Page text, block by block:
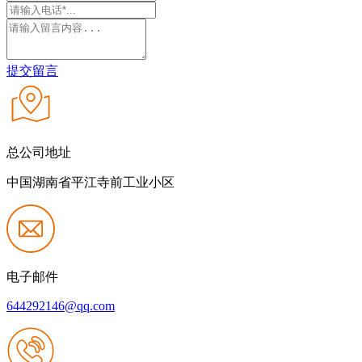
提交留言
总公司地址
中国湖南省平江寺前工业小区
电子邮件
644292146@qq.com